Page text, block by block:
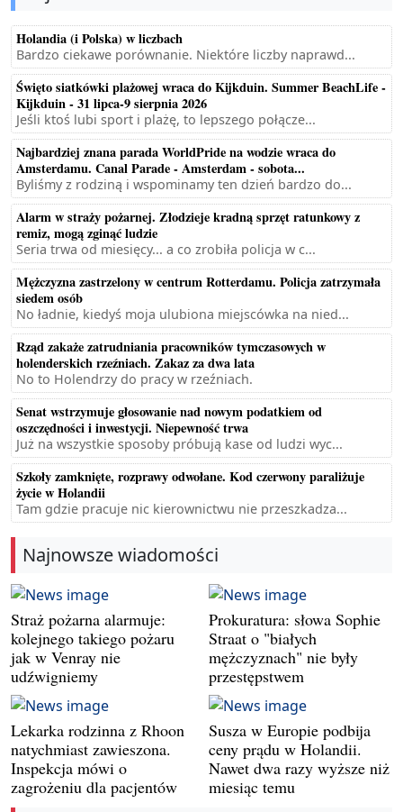
Holandia (i Polska) w liczbach
Bardzo ciekawe porównanie. Niektóre liczby naprawd...
Święto siatkówki plażowej wraca do Kijkduin. Summer BeachLife -
Kijkduin - 31 lipca-9 sierpnia 2026
Jeśli ktoś lubi sport i plażę, to lepszego połącze...
Najbardziej znana parada WorldPride na wodzie wraca do
Amsterdamu. Canal Parade - Amsterdam - sobota...
Byliśmy z rodziną i wspominamy ten dzień bardzo do...
Alarm w straży pożarnej. Złodzieje kradną sprzęt ratunkowy z
remiz, mogą zginąć ludzie
Seria trwa od miesięcy... a co zrobiła policja w c...
Mężczyzna zastrzelony w centrum Rotterdamu. Policja zatrzymała
siedem osób
No ładnie, kiedyś moja ulubiona miejscówka na nied...
Rząd zakaże zatrudniania pracowników tymczasowych w
holenderskich rzeźniach. Zakaz za dwa lata
No to Holendrzy do pracy w rzeźniach.
Senat wstrzymuje głosowanie nad nowym podatkiem od
oszczędności i inwestycji. Niepewność trwa
Już na wszystkie sposoby próbują kase od ludzi wyc...
Szkoły zamknięte, rozprawy odwołane. Kod czerwony paraliżuje
życie w Holandii
Tam gdzie pracuje nic kierownictwu nie przeszkadza...
Najnowsze wiadomości
Straż pożarna alarmuje:
kolejnego takiego pożaru
jak w Venray nie
udźwigniemy
Prokuratura: słowa Sophie
Straat o "białych
mężczyznach" nie były
przestępstwem
Lekarka rodzinna z Rhoon
natychmiast zawieszona.
Inspekcja mówi o
zagrożeniu dla pacjentów
Susza w Europie podbija
ceny prądu w Holandii.
Nawet dwa razy wyższe niż
miesiąc temu